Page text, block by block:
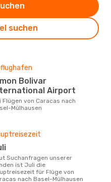
suchen
Airport
Mülhausen
ist Juli die
für Flüge von
nach Basel-Mülhausen